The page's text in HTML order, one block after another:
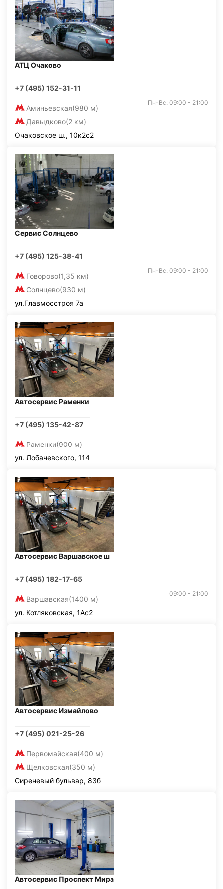
АТЦ Очаково
+7 (495) 152-31-11
Аминьевская(980 м)
Давыдково(2 км)
Пн-Вс: 09:00 - 21:00
Очаковское ш., 10к2с2
Сервис Солнцево
+7 (495) 125-38-41
Говорово(1,35 км)
Солнцево(930 м)
Пн-Вс: 09:00 - 21:00
ул.Главмосстроя 7а
Автосервис Раменки
+7 (495) 135-42-87
Раменки(900 м)
ул. Лобачевского, 114
Автосервис Варшавское ш
+7 (495) 182-17-65
Варшавская(1400 м)
09:00 - 21:00
ул. Котляковская, 1Ас2
Автосервис Измайлово
+7 (495) 021-25-26
Первомайская(400 м)
Щелковская(350 м)
Сиреневый бульвар, 83б
Автосервис Проспект Мира